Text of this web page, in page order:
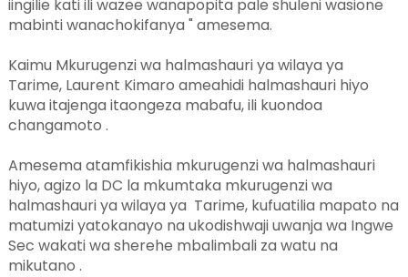
iingilie kati ili wazee wanapopita pale shuleni wasione
mabinti wanachokifanya " amesema.
Kaimu Mkurugenzi wa halmashauri ya wilaya ya
Tarime, Laurent Kimaro ameahidi halmashauri hiyo
kuwa itajenga itaongeza mabafu, ili kuondoa
changamoto .
Amesema atamfikishia mkurugenzi wa halmashauri
hiyo, agizo la DC la mkumtaka mkurugenzi wa
halmashauri ya wilaya ya Tarime, kufuatilia mapato na
matumizi yatokanayo na ukodishwaji uwanja wa Ingwe
Sec wakati wa sherehe mbalimbali za watu na
mikutano .